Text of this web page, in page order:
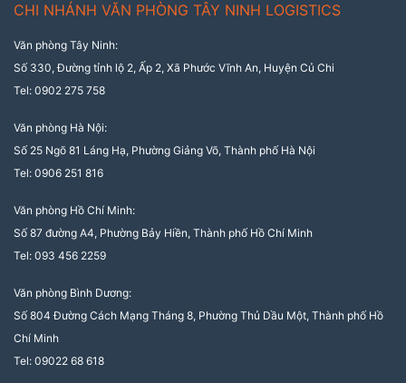
CHI NHÁNH VĂN PHÒNG TÂY NINH LOGISTICS
Văn phòng Tây Ninh:
Số 330, Đường tỉnh lộ 2, Ấp 2, Xã Phước Vĩnh An, Huyện Củ Chi
Tel: 0902 275 758
Văn phòng Hà Nội:
Số 25 Ngõ 81 Láng Hạ, Phường Giảng Võ, Thành phố Hà Nội
Tel: 0906 251 816
Văn phòng Hồ Chí Minh:
Số 87 đường A4, Phường Bảy Hiền, Thành phố Hồ Chí Minh
Tel: 093 456 2259
Văn phòng Bình Dương:
Số 804 Đường Cách Mạng Tháng 8, Phường Thủ Dầu Một, Thành phố Hồ
Chí Minh
Tel: 09022 68 618